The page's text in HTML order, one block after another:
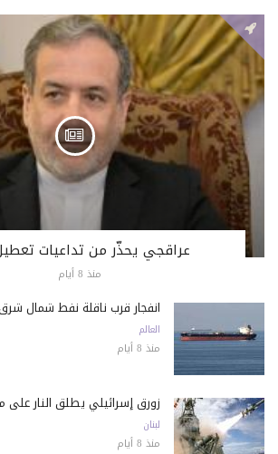
عراقجي يحذّر من تداعيات
منذ 8 أيام
انفجار قرب ناقلة نفط شمال
العالم
منذ 8 أيام
زورق إسرائيلي يطلق النار على
لبنان
منذ 8 أيام